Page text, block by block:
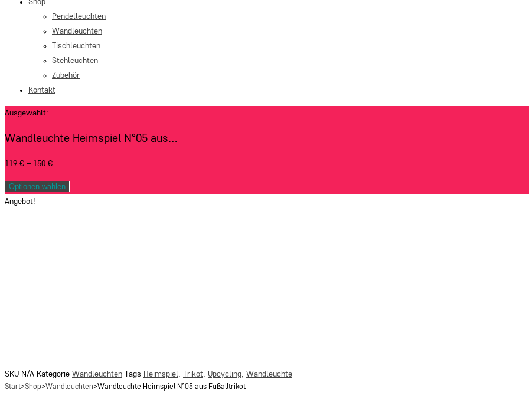
Shop
Pendelleuchten
Wandleuchten
Tischleuchten
Stehleuchten
Zubehör
Kontakt
Ausgewählt:
Wandleuchte Heimspiel N°05 aus…
119 € – 150 €
Optionen wählen
Angebot!
SKU N/A Kategorie Wandleuchten Tags Heimspiel, Trikot, Upcycling, Wandleuchte
Start>Shop>Wandleuchten>Wandleuchte Heimspiel N°05 aus Fußalltrikot